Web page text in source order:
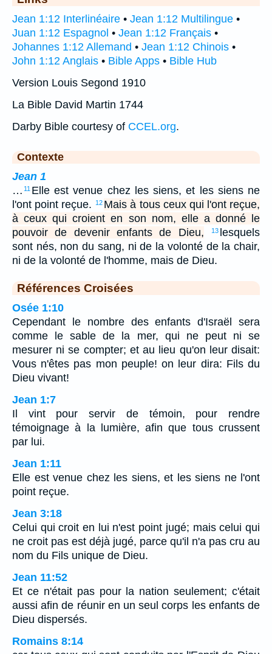
Jean 1:12 Interlinéaire • Jean 1:12 Multilingue •
Juan 1:12 Espagnol • Jean 1:12 Français •
Johannes 1:12 Allemand • Jean 1:12 Chinois •
John 1:12 Anglais • Bible Apps • Bible Hub
Version Louis Segond 1910
La Bible David Martin 1744
Darby Bible courtesy of CCEL.org.
Contexte
Jean 1
… 11 Elle est venue chez les siens, et les siens ne
l'ont point reçue.
12 Mais à tous ceux qui l'ont reçue,
à ceux qui croient en son nom, elle a donné le
pouvoir de devenir enfants de Dieu,
13 lesquels
sont nés, non du sang, ni de la volonté de la chair,
ni de la volonté de l'homme, mais de Dieu.
Références Croisées
Osée 1:10
Cependant le nombre des enfants d'Israël sera
comme le sable de la mer, qui ne peut ni se
mesurer ni se compter; et au lieu qu'on leur disait:
Vous n'êtes pas mon peuple! on leur dira: Fils du
Dieu vivant!
Jean 1:7
Il vint pour servir de témoin, pour rendre
témoignage à la lumière, afin que tous crussent
par lui.
Jean 1:11
Elle est venue chez les siens, et les siens ne l'ont
point reçue.
Jean 3:18
Celui qui croit en lui n'est point jugé; mais celui qui
ne croit pas est déjà jugé, parce qu'il n'a pas cru au
nom du Fils unique de Dieu.
Jean 11:52
Et ce n'était pas pour la nation seulement; c'était
aussi afin de réunir en un seul corps les enfants de
Dieu dispersés.
Romains 8:14